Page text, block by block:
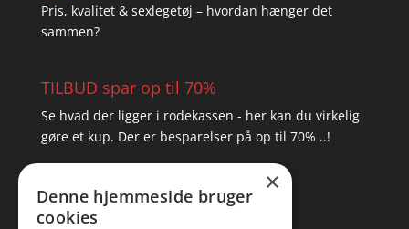
Pris, kvalitet & sexlegetøj – hvordan hænger det
sammen?
TILBUD spar op til 70%
Se hvad der ligger i rodekassen - her kan du virkelig
gøre et kup. Der er besparelser på op til 70% ..!
×
Denne hjemmeside bruger
cookies